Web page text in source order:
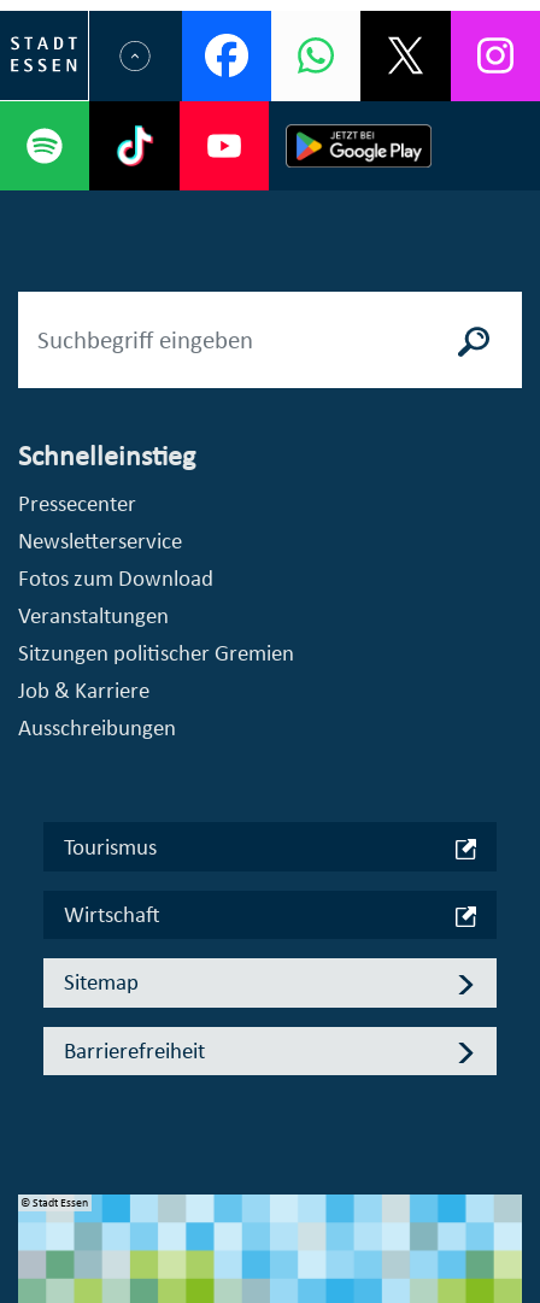
Schnelleinstieg
Pressecenter
Newsletterservice
Fotos zum Download
Veranstaltungen
Sitzungen politischer Gremien
Job & Karriere
Ausschreibungen
Tourismus
Wirtschaft
Sitemap
Barrierefreiheit
© Stadt Essen